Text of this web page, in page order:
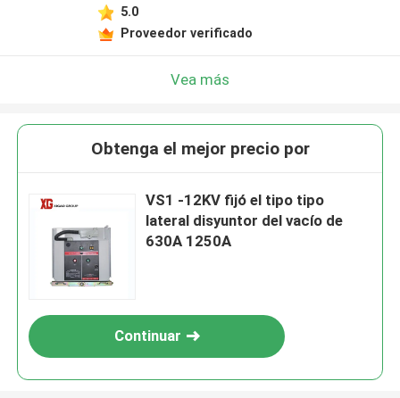
5.0
Proveedor verificado
Vea más
Obtenga el mejor precio por
VS1 -12KV fijó el tipo tipo
lateral disyuntor del vacío de
630A 1250A
Continuar